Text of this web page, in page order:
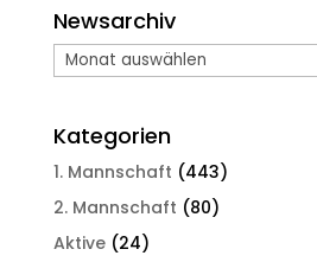
Newsarchiv
Newsarchiv
Kategorien
1. Mannschaft (443)
2. Mannschaft (80)
Aktive(24)